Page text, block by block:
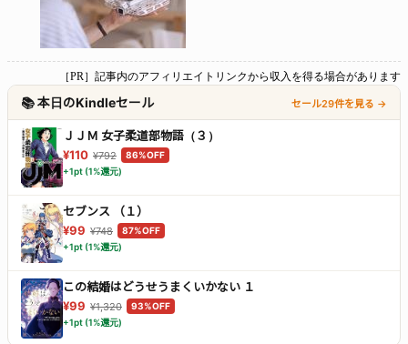
［PR］記事内のアフィリエイトリンクから収入を得る場合があります
📚 本日のKindleセール セール29件を見る →
ＪＪＭ 女子柔道部物語（３）
¥110 ¥792
86%OFF
+1pt (1%還元)
セブンス （１）
¥99 ¥748
87%OFF
+1pt (1%還元)
この結婚はどうせうまくいかない １
¥99 ¥1,320
93%OFF
+1pt (1%還元)